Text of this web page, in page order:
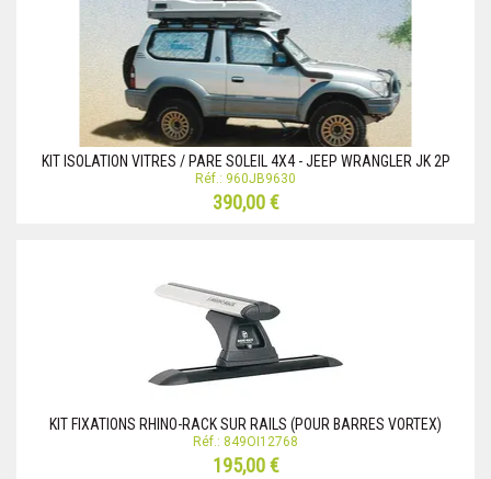
KIT ISOLATION VITRES / PARE SOLEIL 4X4 - JEEP WRANGLER JK 2P
Réf.: 960JB9630
390,00 €
KIT FIXATIONS RHINO-RACK SUR RAILS (POUR BARRES VORTEX)
Réf.: 849OI12768
195,00 €